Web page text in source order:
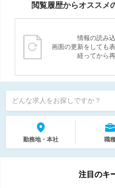
閲覧履歴からオススメ
情報の読み
画面の更新をしても
経ってから
どんな求人をお探しですか？
勤務地・本社 職
注目のキ